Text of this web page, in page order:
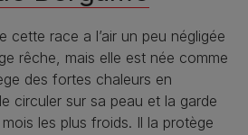
cette race a l’air un peu négligée
rêche, mais elle est née comme
des fortes chaleurs en
circuler sur sa peau et la garde
les plus froids. Il la protège